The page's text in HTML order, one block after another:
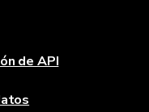
de API